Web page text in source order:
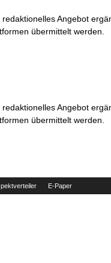
redaktionelles Angebot
übermittelt werden.
redaktionelles Angebot
übermittelt werden.
E-Paper